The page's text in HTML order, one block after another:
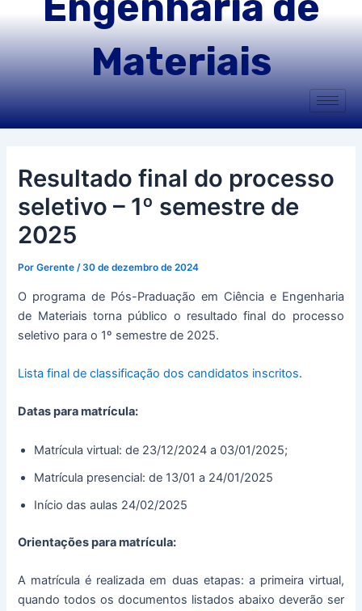
Materiais
Resultado final do processo
seletivo – 1º semestre de
2025
PorGerente/30 de dezembro de 2024
O programa de Pós-Praduação em Ciência e Engenharia
de Materiais torna público o resultado final do processo
seletivo para o 1º semestre de 2025.
Lista final de classificação dos candidatos inscritos.
Datas para matrícula:
Matrícula virtual: de 23/12/2024 a 03/01/2025;
Matrícula presencial: de 13/01 a 24/01/2025
Início das aulas 24/02/2025
Orientações para matrícula:
A matrícula é realizada em duas etapas: a primeira virtual,
quando todos os documentos listados abaixo deverão ser